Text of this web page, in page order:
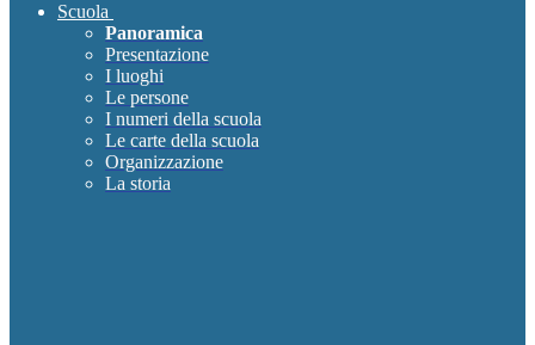
Scuola
Panoramica
Presentazione
I luoghi
Le persone
I numeri della scuola
Le carte della scuola
Organizzazione
La storia